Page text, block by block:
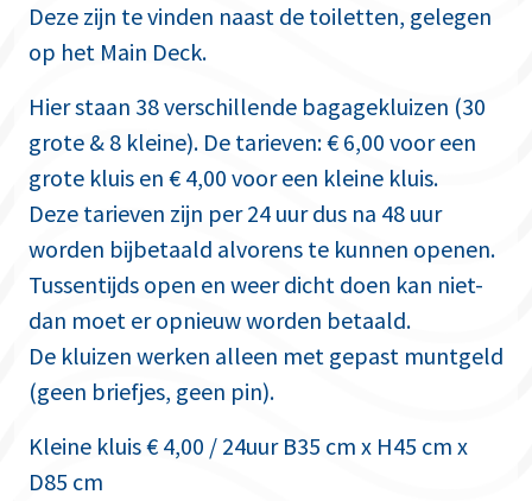
Deze zijn te vinden naast de toiletten, gelegen
op het Main Deck.
Hier staan 38 verschillende bagagekluizen (30
grote & 8 kleine). De tarieven: € 6,00 voor een
grote kluis en € 4,00 voor een kleine kluis.
Deze tarieven zijn per 24 uur dus na 48 uur
worden bijbetaald alvorens te kunnen openen.
Tussentijds open en weer dicht doen kan niet-
dan moet er opnieuw worden betaald.
De kluizen werken alleen met gepast muntgeld
(geen briefjes, geen pin).
Kleine kluis € 4,00 / 24uur B35 cm x H45 cm x
D85 cm